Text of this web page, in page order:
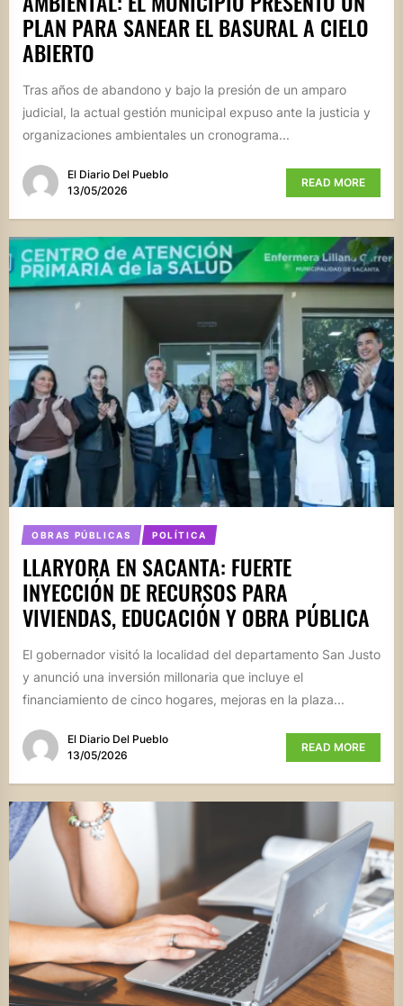
PLAN PARA SANEAR EL BASURAL A CIELO
ABIERTO
Tras años de abandono y bajo la presión de un amparo
judicial, la actual gestión municipal expuso ante la justicia y
organizaciones ambientales un cronograma...
El Diario Del Pueblo
13/05/2026
READ MORE
OBRAS PÚBLICAS POLÍTICA
LLARYORA EN SACANTA: FUERTE
INYECCIÓN DE RECURSOS PARA
VIVIENDAS, EDUCACIÓN Y OBRA PÚBLICA
El gobernador visitó la localidad del departamento San Justo
y anunció una inversión millonaria que incluye el
financiamiento de cinco hogares, mejoras en la plaza...
El Diario Del Pueblo
13/05/2026
READ MORE